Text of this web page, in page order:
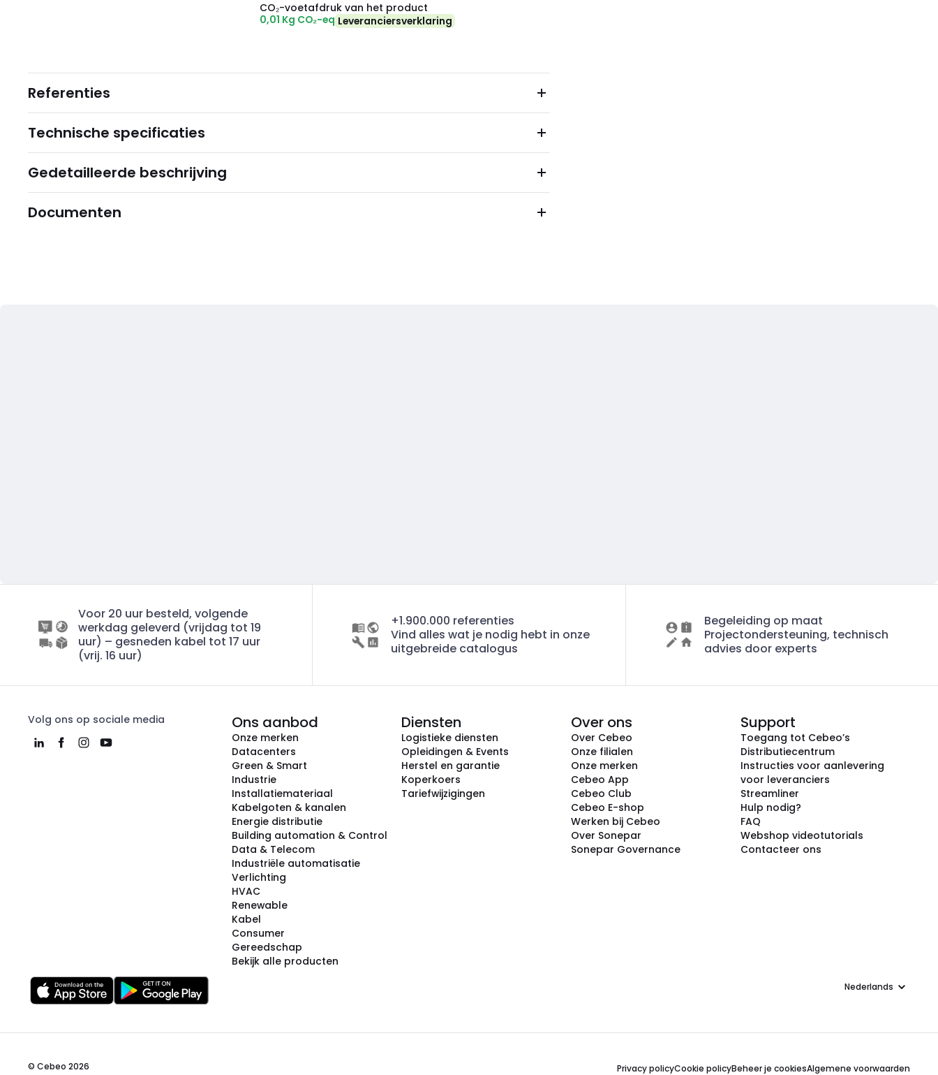
CO₂-voetafdruk van het product
0,01 Kg CO₂-eq Leveranciersverklaring
Referenties
Technische specificaties
Gedetailleerde beschrijving
Documenten
Voor 20 uur besteld, volgende
werkdag geleverd (vrijdag tot 19
uur) – gesneden kabel tot 17 uur
(vrij. 16 uur)
+1.900.000 referenties
Vind alles wat je nodig hebt in onze
uitgebreide catalogus
Begeleiding op maat
Projectondersteuning, technisch
advies door experts
Volg ons op sociale media Ons aanbod
Onze merken
Datacenters
Green & Smart
Industrie
Installatiemateriaal
Kabelgoten & kanalen
Energie distributie
Building automation & Control
Data & Telecom
Industriële automatisatie
Verlichting
HVAC
Renewable
Kabel
Consumer
Gereedschap
Bekijk alle producten
Diensten
Logistieke diensten
Opleidingen & Events
Herstel en garantie
Koperkoers
Tariefwijzigingen
Over ons
Over Cebeo
Onze filialen
Onze merken
Cebeo App
Cebeo Club
Cebeo E-shop
Werken bij Cebeo
Over Sonepar
Sonepar Governance
Support
Toegang tot Cebeo’s
Distributiecentrum
Instructies voor aanlevering
voor leveranciers
Streamliner
Hulp nodig?
FAQ
Webshop videotutorials
Contacteer ons
Taal
© Cebeo 2026 Privacy policyCookie policyBeheer je cookiesAlgemene voorwaarden